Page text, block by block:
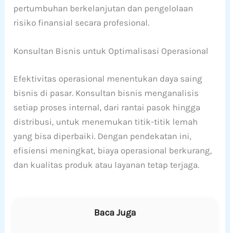
pertumbuhan berkelanjutan dan pengelolaan
risiko finansial secara profesional.
Konsultan Bisnis untuk Optimalisasi Operasional
Efektivitas operasional menentukan daya saing
bisnis di pasar. Konsultan bisnis menganalisis
setiap proses internal, dari rantai pasok hingga
distribusi, untuk menemukan titik-titik lemah
yang bisa diperbaiki. Dengan pendekatan ini,
efisiensi meningkat, biaya operasional berkurang,
dan kualitas produk atau layanan tetap terjaga.
Baca Juga